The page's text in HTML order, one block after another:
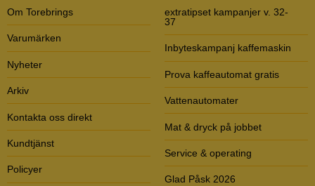
Om Torebrings
Varumärken
Nyheter
Arkiv
Kontakta oss direkt
Kundtjänst
Policyer
extratipset kampanjer v. 32-
37
Inbyteskampanj kaffemaskin
Prova kaffeautomat gratis
Vattenautomater
Mat & dryck på jobbet
Service & operating
Glad Påsk 2026